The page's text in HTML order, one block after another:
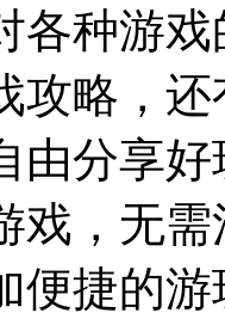
各种游
攻略，
由分享
戏，无
便捷的